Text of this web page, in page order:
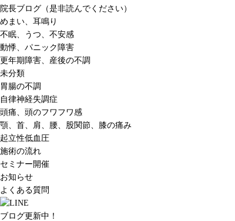
院長ブログ（是非読んでください）
めまい、耳鳴り
不眠、うつ、不安感
動悸、パニック障害
更年期障害、産後の不調
未分類
胃腸の不調
自律神経失調症
頭痛、頭のフワフワ感
顎、首、肩、腰、股関節、膝の痛み
起立性低血圧
施術の流れ
セミナー開催
お知らせ
よくある質問
ブログ更新中！